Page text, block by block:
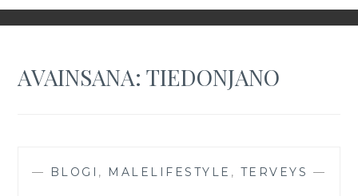
AVAINSANA:TIEDONJANO
— BLOGI , MALELIFESTYLE , TERVEYS —